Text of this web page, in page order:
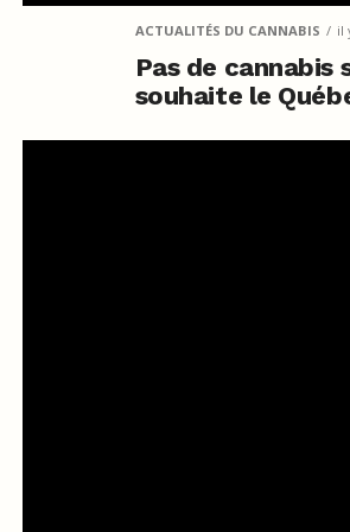
ACTUALITÉS DU CANNABIS il
Pas de cannabis
souhaite le